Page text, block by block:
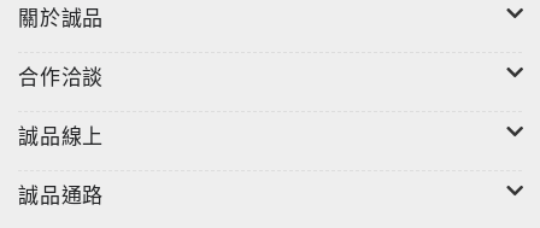
關於誠品
合作洽談
誠品線上
誠品通路